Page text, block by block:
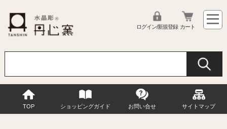
ログイン/新規登録 カート
TOP ショッピングガイド お問い合せ サイトマップ